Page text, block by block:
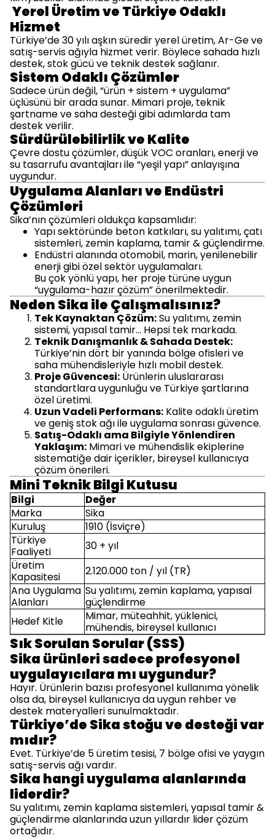
Yerel Üretim ve Türkiye Odaklı
Hizmet
Türkiye’de 30 yılı aşkın süredir yerel üretim, Ar-Ge ve
satış-servis ağıyla hizmet verir. Böylece sahada hızlı
destek, stok gücü ve teknik destek sağlanır.
Sistem Odaklı Çözümler
Sadece ürün değil, “ürün + sistem + uygulama”
üçlüsünü bir arada sunar. Mimari proje, teknik
şartname ve saha desteği gibi adımlarda tam
destek verilir.
Sürdürülebilirlik ve Kalite
Çevre dostu çözümler, düşük VOC oranları, enerji ve
su tasarrufu avantajları ile “yeşil yapı” anlayışına
uygundur.
Uygulama Alanları ve Endüstri
Çözümleri
Sika’nın çözümleri oldukça kapsamlıdır:
Yapı sektöründe beton katkıları, su yalıtımı, çatı
sistemleri, zemin kaplama, tamir & güçlendirme.
Endüstri alanında otomobil, marin, yenilenebilir
enerji gibi özel sektör uygulamaları.
Bu çok yönlü yapı, her proje türüne uygun
“uygulama-hazır çözüm” önerilmektedir.
Neden Sika ile Çalışmalısınız?
Tek Kaynaktan Çözüm:Su yalıtımı, zemin
sistemi, yapısal tamir… Hepsi tek markada.
Teknik Danışmanlık & Sahada Destek:
Türkiye’nin dört bir yanında bölge ofisleri ve
saha mühendisleriyle hızlı mobil destek.
Proje Güvencesi: Ürünlerin uluslararası
standartlara uygunluğu ve Türkiye şartlarına
özel üretimi.
Uzun Vadeli Performans: Kalite odaklı üretim
ve geniş stok ağı ile uygulama sonrası güvence.
Satış-Odaklı ama Bilgiyle Yönlendiren
Yaklaşım: Mimari ve mühendislik ekiplerine
sistematiğe dair içerikler, bireysel kullanıcıya
çözüm önerileri.
Mini Teknik Bilgi Kutusu
Bilgi
Değer
Marka
Sika
Kuruluş
1910 (İsviçre)
Türkiye
Faaliyeti
30 + yıl
Üretim
Kapasitesi
2.120.000 ton / yıl (TR)
Ana Uygulama
Alanları
Su yalıtımı, zemin kaplama, yapısal
güçlendirme
Hedef Kitle
Mimar, müteahhit, yüklenici,
mühendis, bireysel kullanıcı
Sık Sorulan Sorular (SSS)
Sika ürünleri sadece profesyonel
uygulayıcılara mı uygundur?
Hayır. Ürünlerin bazısı profesyonel kullanıma yönelik
olsa da, bireysel kullanıcıya da uygun rehber ve
destek materyalleri sunulmaktadır.
Türkiye’de Sika stoğu ve desteği var
mıdır?
Evet. Türkiye’de 5 üretim tesisi, 7 bölge ofisi ve yaygın
satış-servis ağı vardır.
Sika hangi uygulama alanlarında
liderdir?
Su yalıtımı, zemin kaplama sistemleri, yapısal tamir &
güçlendirme alanlarında uzun yıllardır lider çözüm
ortağıdır.